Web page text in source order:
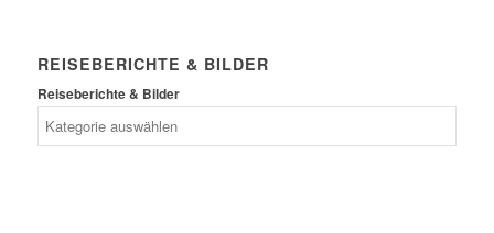
REISEBERICHTE & BILDER
Reiseberichte & Bilder